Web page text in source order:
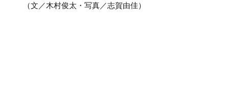
（文／木村俊太・写真／志賀由佳）